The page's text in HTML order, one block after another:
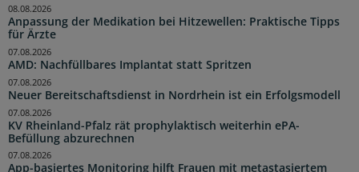
Anpassung der Medikation bei Hitzewellen: Praktische Tipps
für Ärzte
08.08.2026
AMD: Nachfüllbares Implantat statt Spritzen
07.08.2026
Neuer Bereitschaftsdienst in Nordrhein ist ein Erfolgsmodell
07.08.2026
KV Rheinland-Pfalz rät prophylaktisch weiterhin ePA-
Befüllung abzurechnen
07.08.2026
App-basiertes Monitoring hilft Frauen mit metastasiertem
07.08.2026